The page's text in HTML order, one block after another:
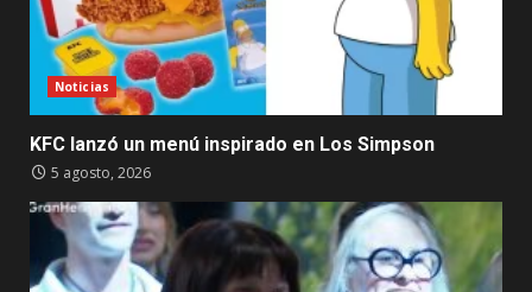
Noticias
KFC lanzó un menú inspirado en Los Simpson
5 agosto, 2026